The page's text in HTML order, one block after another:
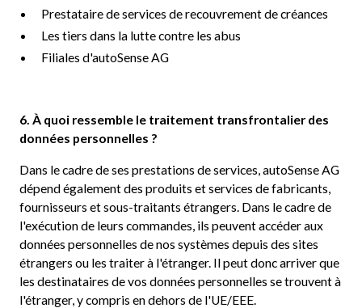
Prestataire de services de recouvrement de créances
Les tiers dans la lutte contre les abus
Filiales d'autoSense AG
6. À quoi ressemble le traitement transfrontalier des
données personnelles ?
Dans le cadre de ses prestations de services, autoSense AG
dépend également des produits et services de fabricants,
fournisseurs et sous-traitants étrangers. Dans le cadre de
l'exécution de leurs commandes, ils peuvent accéder aux
données personnelles de nos systèmes depuis des sites
étrangers ou les traiter à l'étranger. Il peut donc arriver que
les destinataires de vos données personnelles se trouvent à
l'étranger, y compris en dehors de l'UE/EEE.